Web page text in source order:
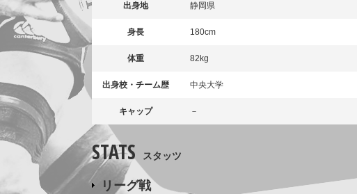
出身地 静岡県
身長 180cm
体重 82kg
出身校・チーム歴 中央大学
キャップ －
STATS スタッツ
リーグ戦